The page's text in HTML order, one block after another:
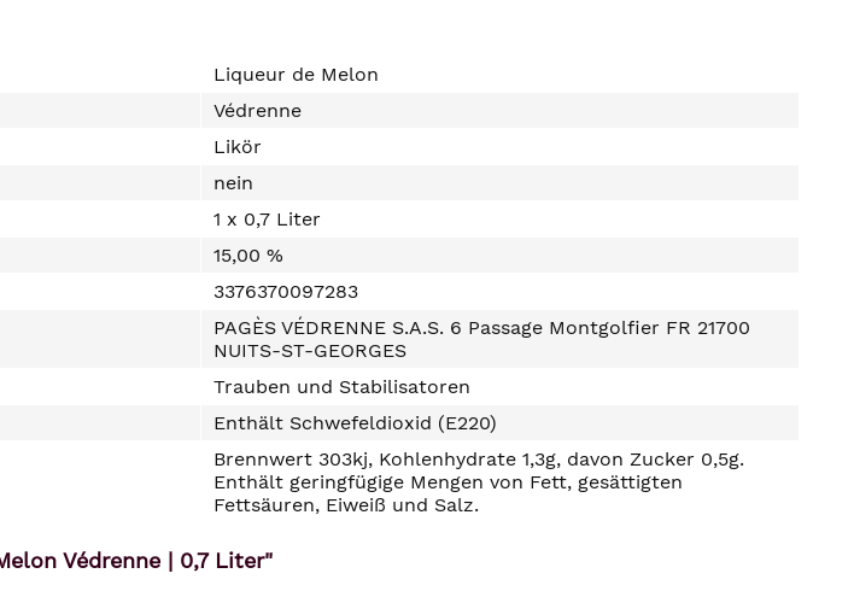
Liqueur de Melon
Védrenne
Likör
nein
1 x 0,7 Liter
15,00 %
3376370097283
PAGÈS VÉDRENNE S.A.S. 6 Passage Montgolfier FR 21700
NUITS-ST-GEORGES
Trauben und Stabilisatoren
Enthält Schwefeldioxid (E220)
Brennwert 303kj, Kohlenhydrate 1,3g, davon Zucker 0,5g.
Enthält geringfügige Mengen von Fett, gesättigten
Fettsäuren, Eiweiß und Salz.
Védrenne | 0,7 Liter"